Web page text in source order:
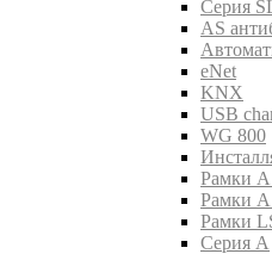
Серия
AS
eNet
KNX
USB
WG 800
Рамки A
Рамки
Рамки
Серия A